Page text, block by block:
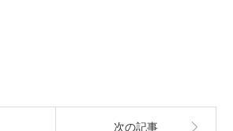
次の記事